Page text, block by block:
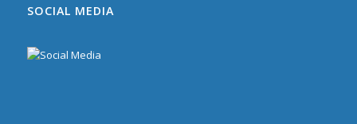
SOCIAL MEDIA